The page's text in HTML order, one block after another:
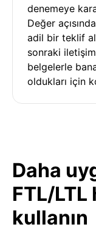
denemeye
Değer
adil bir teklif
sonraki
belgelerle
oldukları için
Daha
FTL/
kullanın